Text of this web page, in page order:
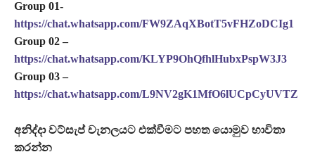
Group 01-
https://chat.whatsapp.com/FW9ZAqXBotT5vFHZoDCIg1
Group 02 –
https://chat.whatsapp.com/KLYP9OhQfhlHubxPspW3J3
Group 03 –
https://chat.whatsapp.com/L9NV2gK1MfO6lUCpCyUVTZ
අනිද්දා වට්සැප් චැනලයට එක්වීමට පහත යොමුව භාවිතා
කරන්න